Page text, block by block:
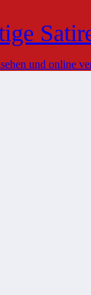
und online